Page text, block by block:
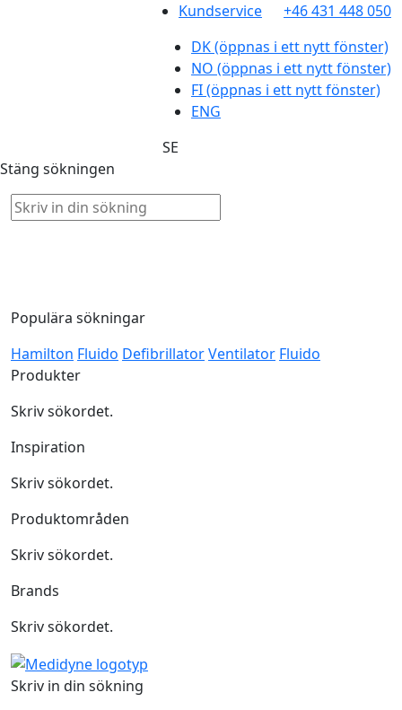
Kundservice
+46 431 448 050
DK(öppnas i ett nytt fönster)
NO (öppnas i ett nytt fönster)
FI(öppnas i ett nytt fönster)
ENG
SE
Stäng sökningen
Populära sökningar
Hamilton Fluido DefibrillatorVentilator Fluido
Produkter
Skriv sökordet.
Inspiration
Skriv sökordet.
Produktområden
Skriv sökordet.
Brands
Skriv sökordet.
Skriv in din sökning